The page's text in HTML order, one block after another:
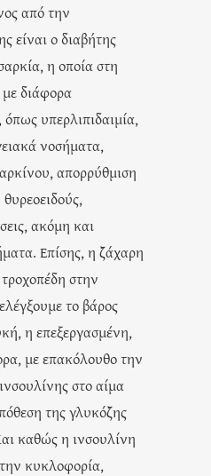
από την
είναι ο διαβήτης
η οποία στη
με διάφορα
υπερλιπιδαιμία,
νοσήματα,
απορρύθμιση
ακόμη και
Επίσης, η ζάχαρη
στην
το βάρος
η επεξεργασμένη,
με επακόλουθο την
στο αίμα
της γλυκόζης
καθώς η ινσουλίνη
κυκλοφορία,